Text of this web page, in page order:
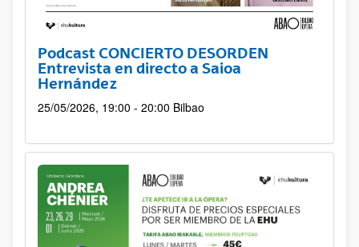
Podcast CONCIERTO DESORDEN
Entrevista en directo a Saioa
Hernández
25/05/2026, 19:00 - 20:00 Bilbao